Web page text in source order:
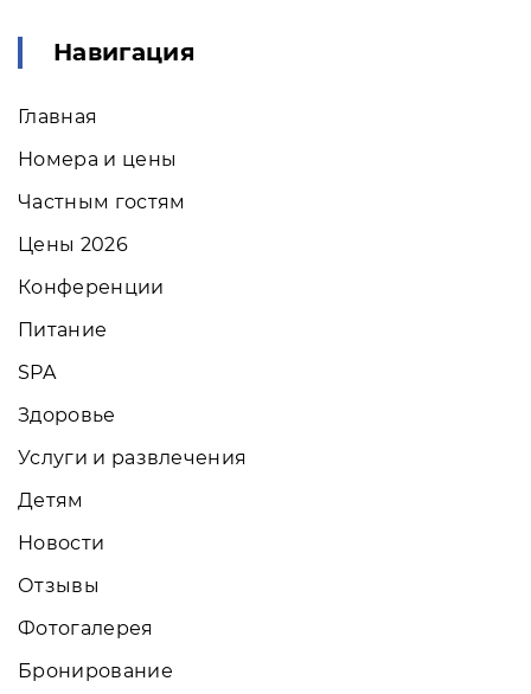
Навигация
Главная
Номера и цены
Частным гостям
Цены 2026
Конференции
Питание
SPA
Здоровье
Услуги и развлечения
Детям
Новости
Отзывы
Фотогалерея
Бронирование